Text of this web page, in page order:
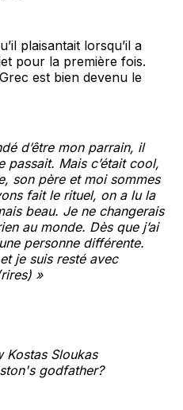
plaisantait lorsqu’il a
pour la première fois.
est bien devenu le
d’être mon parrain, il
passait. Mais c’était cool,
son père et moi sommes
fait le rituel, on a lu la
beau. Je ne changerais
au monde. Dès que j’ai
personne différente.
je suis resté avec
»
Kostas Sloukas
godfather?